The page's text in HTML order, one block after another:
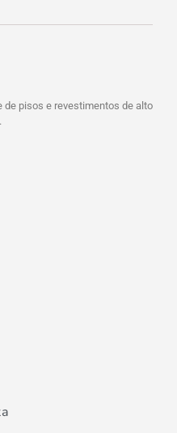
de pisos e revestimentos de alto